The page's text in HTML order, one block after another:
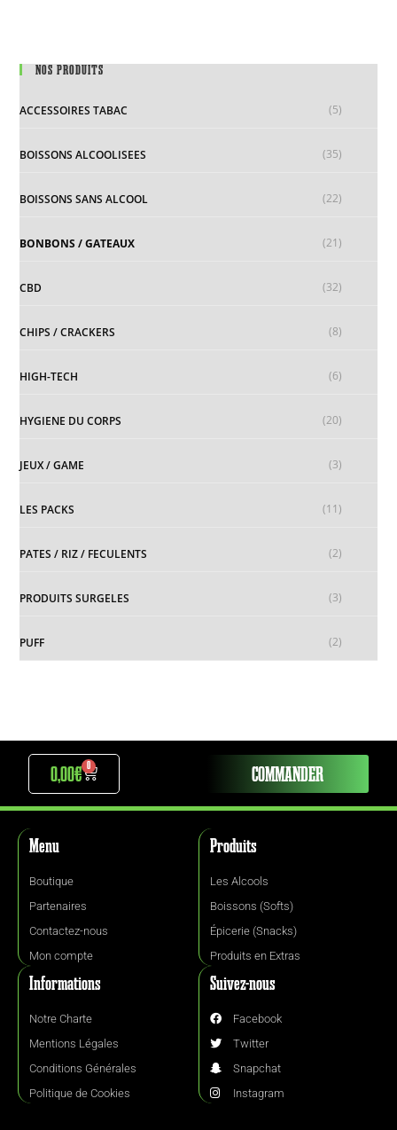
NOS PRODUITS
ACCESSOIRES TABAC (5)
BOISSONS ALCOOLISEES (35)
BOISSONS SANS ALCOOL (22)
BONBONS / GATEAUX (21)
CBD (32)
CHIPS / CRACKERS (8)
HIGH-TECH (6)
HYGIENE DU CORPS (20)
JEUX / GAME (3)
LES PACKS (11)
PATES / RIZ / FECULENTS (2)
PRODUITS SURGELES (3)
PUFF (2)
0,00€ COMMANDER
Menu
Boutique
Partenaires
Contactez-nous
Mon compte
Produits
Les Alcools
Boissons (Softs)
Épicerie (Snacks)
Produits en Extras
Informations
Notre Charte
Mentions Légales
Conditions Générales
Politique de Cookies
Suivez-nous
Facebook
Twitter
Snapchat
Instagram